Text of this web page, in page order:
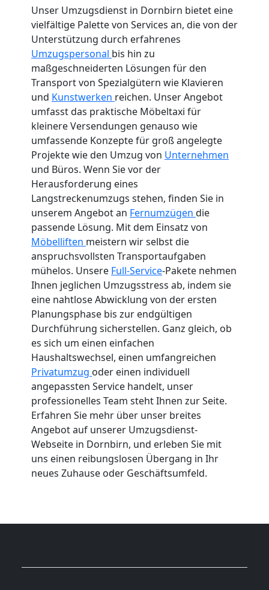
Unser Umzugsdienst in Dornbirn bietet eine
vielfältige Palette von Services an, die von der
Unterstützung durch erfahrenes
Umzugspersonal bis hin zu
maßgeschneiderten Lösungen für den
Transport von Spezialgütern wie Klavieren
und Kunstwerken reichen. Unser Angebot
umfasst das praktische Möbeltaxi für
kleinere Versendungen genauso wie
umfassende Konzepte für groß angelegte
Projekte wie den Umzug von Unternehmen
und Büros. Wenn Sie vor der
Herausforderung eines
Langstreckenumzugs stehen, finden Sie in
unserem Angebot an Fernumzügen die
passende Lösung. Mit dem Einsatz von
Möbelliften meistern wir selbst die
anspruchsvollsten Transportaufgaben
mühelos. Unsere Full-Service-Pakete nehmen
Ihnen jeglichen Umzugsstress ab, indem sie
eine nahtlose Abwicklung von der ersten
Planungsphase bis zur endgültigen
Durchführung sicherstellen. Ganz gleich, ob
es sich um einen einfachen
Haushaltswechsel, einen umfangreichen
Privatumzug oder einen individuell
angepassten Service handelt, unser
professionelles Team steht Ihnen zur Seite.
Erfahren Sie mehr über unser breites
Angebot auf unserer Umzugsdienst-
Webseite in Dornbirn, und erleben Sie mit
uns einen reibungslosen Übergang in Ihr
neues Zuhause oder Geschäftsumfeld.